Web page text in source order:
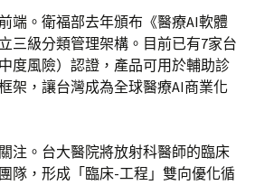
端。衛福部去年頒布《醫療AI軟體
三級分類管理架構。目前已有7家台
度風險）認證，產品可用於輔助診
架，讓台灣成為全球醫療AI商業化
注。台大醫院將放射科醫師的臨床
隊，形成「臨床-工程」雙向優化循